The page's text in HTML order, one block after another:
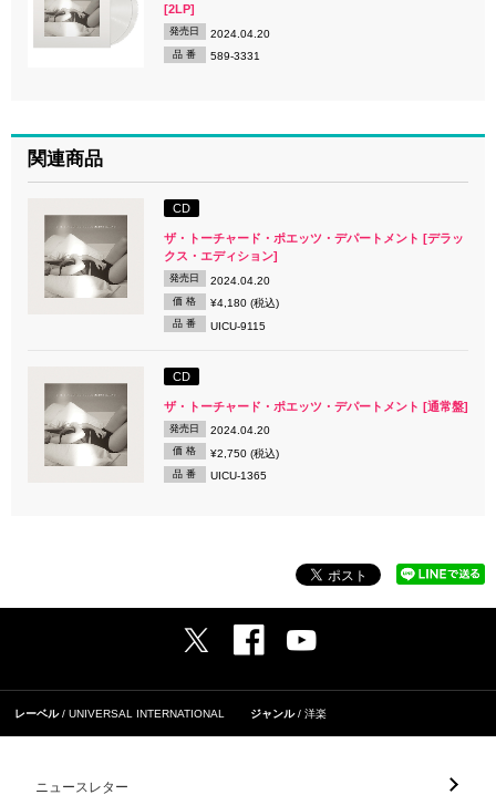
[2LP]
発売日 2024.04.20
品 番 589-3331
関連商品
CD
ザ・トーチャード・ポエッツ・デパートメント [デラッ
クス・エディション]
発売日 2024.04.20
価 格 ¥4,180 (税込)
品 番 UICU-9115
CD
ザ・トーチャード・ポエッツ・デパートメント [通常盤]
発売日 2024.04.20
価 格 ¥2,750 (税込)
品 番 UICU-1365
レーベル UNIVERSAL INTERNATIONAL ジャンル 洋楽
ニュースレター